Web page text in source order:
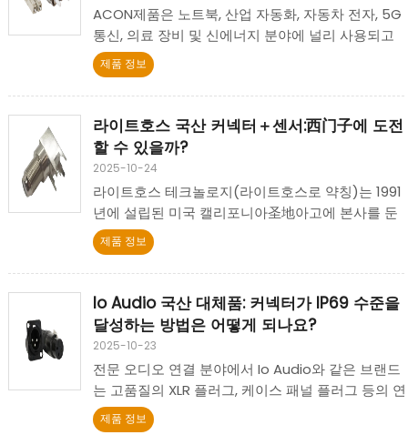
ACON제품은 노트북, 산업 자동화, 자동차 전자, 5G
통신, 의료 장비 및 신에너지 분야에 널리 사용되고
있습니다. 고속 전송 커넥터, FPC 커넥터, Type-C,
보드 투 보드 등 다양한 기술적 장점을 지니고 있습
니다.
제품 정보
라이트호스 국산 커넥터＋센서:西门子에 도전
할 수 있을까?
2025-10-24
라이트호스 테크놀로지(라이트호스로 약칭)는 1991
년에 설립된 미국 캘리포니아圣地아고에 본사를 둔
射频(RF) 커넥터와 동轴 케이블 구성 요소 전문 제조
업체입니다.
제품 정보
Io Audio 국산 대체품: 커넥터가 IP69 수준을
달성하는 방법은 어떻게 되나요?
2025-10-23
전문 오디오 연결 분야에서 Io Audio와 같은 브랜드
는 고품질의 XLR 플러그, 케이스 패널 플러그 등의 연
결기 제품을 제공하며, 고음성, 신뢰성 높은 연결, 맞
제품 정보